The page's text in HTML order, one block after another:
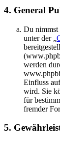
4. General
Du nimmst
unter der „
werden
Einfluss
wird. Sie
für
fremder
5.